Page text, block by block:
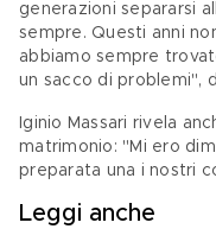
generazioni separarsi
sempre. Questi anni
abbiamo sempre
un sacco di problemi",
Iginio Massari rivela
matrimonio: "Mi ero
preparata una i nostri
Leggi anche